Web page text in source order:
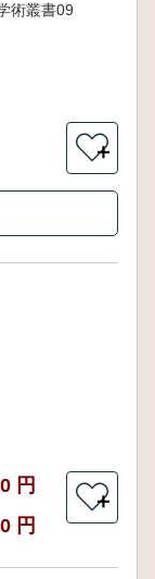
術叢書09
＋
円
円
＋